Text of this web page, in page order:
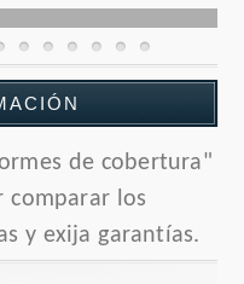
de cobertura"
comparar los
y exija garantías.